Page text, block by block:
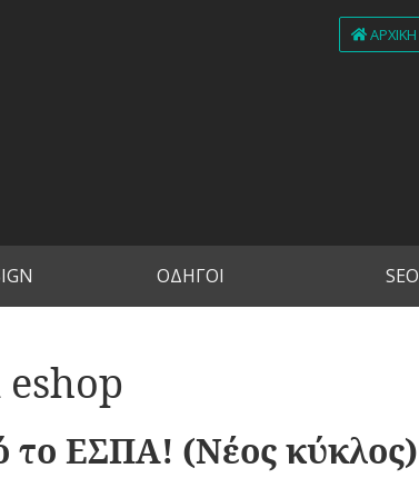
ΑΡΧΙΚΉ
ΟΔΗΓΟΙ SEO
eshop
το ΕΣΠΑ! (Νέος κύκλος)